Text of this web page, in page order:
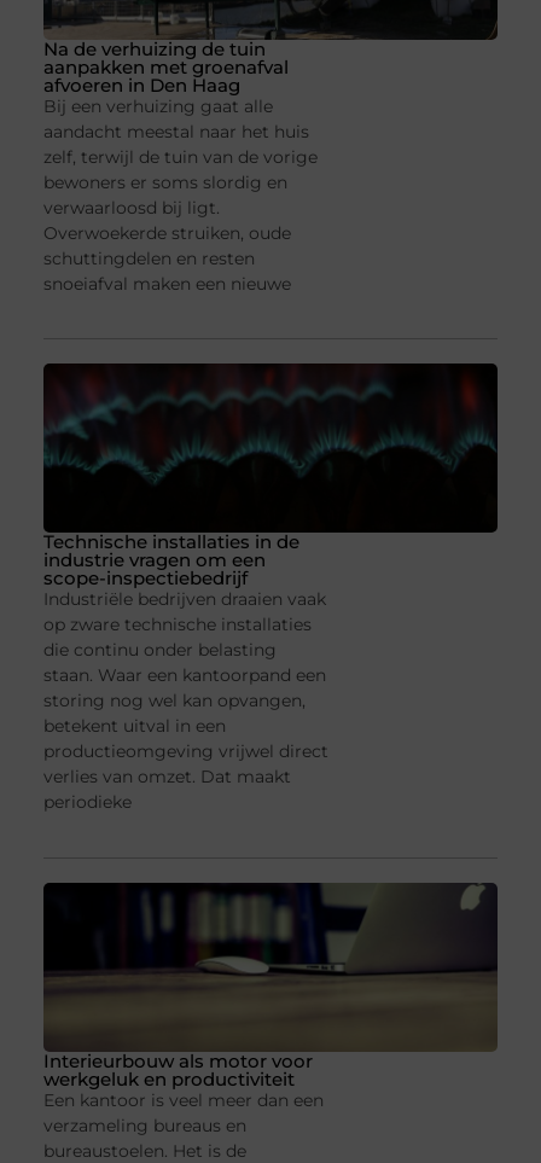
Na de verhuizing de tuin
aanpakken met groenafval
afvoeren in Den Haag
Bij een verhuizing gaat alle
aandacht meestal naar het huis
zelf, terwijl de tuin van de vorige
bewoners er soms slordig en
verwaarloosd bij ligt.
Overwoekerde struiken, oude
schuttingdelen en resten
snoeiafval maken een nieuwe
Technische installaties in de
industrie vragen om een
scope-inspectiebedrijf
Industriële bedrijven draaien vaak
op zware technische installaties
die continu onder belasting
staan. Waar een kantoorpand een
storing nog wel kan opvangen,
betekent uitval in een
productieomgeving vrijwel direct
verlies van omzet. Dat maakt
periodieke
Interieurbouw als motor voor
werkgeluk en productiviteit
Een kantoor is veel meer dan een
verzameling bureaus en
bureaustoelen. Het is de